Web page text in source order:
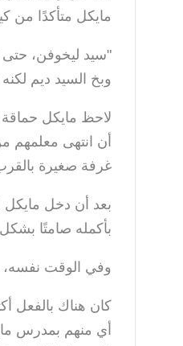
مايكل متأكدًا من
"سيد ليخوفن، حتى
وبخ السيد ديم
لاحظ مايكل حماقة
أن انتهى معلمهم
غرفة صغيرة
بعد أن دخل مايكل
بأكمله صامتًا
وفي الوقت
كان هناك بالفعل
أي منهم بمدرس